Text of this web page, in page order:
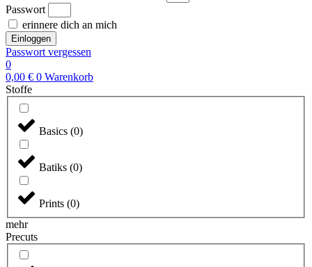
Passwort
erinnere dich an mich
Einloggen
Passwort vergessen
0
0,00 € 0 Warenkorb
Stoffe
Basics (0)
Batiks (0)
Prints (0)
mehr
Precuts